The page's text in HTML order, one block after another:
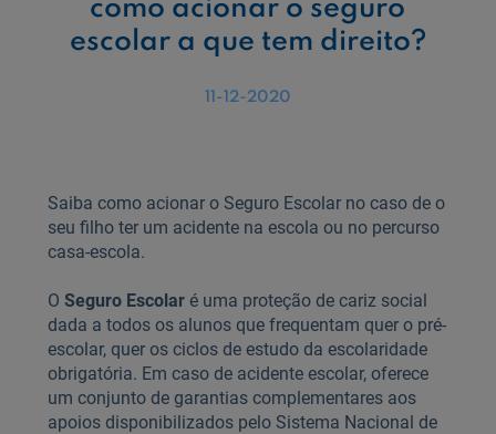
como acionar o seguro
escolar a que tem direito?
11-12-2020
Saiba como acionar o Seguro Escolar no caso de o
seu filho ter um acidente na escola ou no percurso
casa-escola.
O Seguro Escolar é uma proteção de cariz social
dada a todos os alunos que frequentam quer o pré-
escolar, quer os ciclos de estudo da escolaridade
obrigatória. Em caso de acidente escolar, oferece
um conjunto de garantias complementares aos
apoios disponibilizados pelo Sistema Nacional de